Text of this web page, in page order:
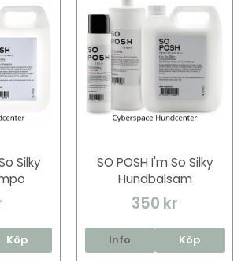
Silky
Köp
SO POSH I'm So Silky
Hundbalsam
350 kr
Info Köp